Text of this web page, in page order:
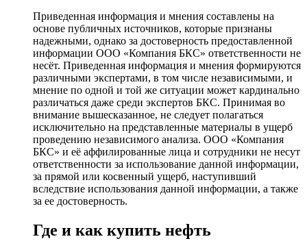
Приведенная информация и мнения составлены на
основе публичных источников, которые признаны
надежными, однако за достоверность предоставленной
информации ООО «Компания БКС» ответственности не
несёт. Приведенная информация и мнения формируются
различными экспертами, в том числе независимыми, и
мнение по одной и той же ситуации может кардинально
различаться даже среди экспертов БКС. Принимая во
внимание вышесказанное, не следует полагаться
исключительно на представленные материалы в ущерб
проведению независимого анализа. ООО «Компания
БКС» и её аффилированные лица и сотрудники не несут
ответственности за использование данной информации,
за прямой или косвенный ущерб, наступивший
вследствие использования данной информации, а также
за ее достоверность.
Где и как купить нефть